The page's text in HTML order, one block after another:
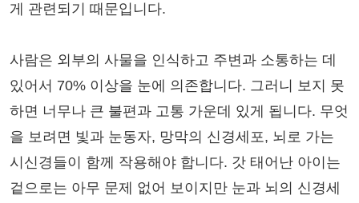
게 관련되기 때문입니다.
사람은 외부의 사물을 인식하고 주변과 소통하는 데
있어서 70% 이상을 눈에 의존합니다. 그러니 보지 못
하면 너무나 큰 불편과 고통 가운데 있게 됩니다. 무엇
을 보려면 빛과 눈동자, 망막의 신경세포, 뇌로 가는
시신경들이 함께 작용해야 합니다. 갓 태어난 아이는
겉으로는 아무 문제 없어 보이지만 눈과 뇌의 신경세